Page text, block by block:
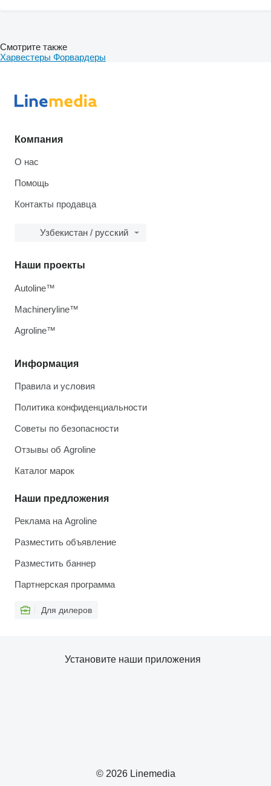
Смотрите также
Харвестеры Форвардеры
Компания
О нас
Помощь
Контакты продавца
Узбекистан / русский
Информация
Правила и условия
Политика конфиденциальности
Советы по безопасности
Отзывы об Agroline
Каталог марок
Наши предложения
Реклама на Agroline
Разместить объявление
Разместить баннер
Партнерская программа
Для дилеров
Наши проекты
Autoline™
Machineryline™
Agroline™
© 2026 Linemedia
Установите наши приложения